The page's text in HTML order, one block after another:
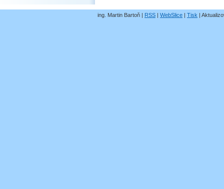
ing. Martin Bartoň | RSS | WebSlice | Tisk |